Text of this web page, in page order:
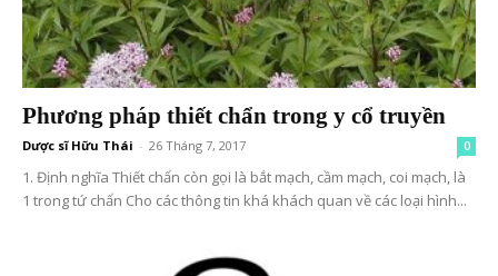
Phương pháp thiết chẩn trong y cổ truyền
Dược sĩ Hữu Thái - 26 Tháng 7, 2017 0
1. Định nghĩa Thiết chẩn còn gọi là bắt mạch, cầm mạch, coi mạch, là
1 trong tứ chẩn Cho các thông tin khá khách quan về các loại hình...